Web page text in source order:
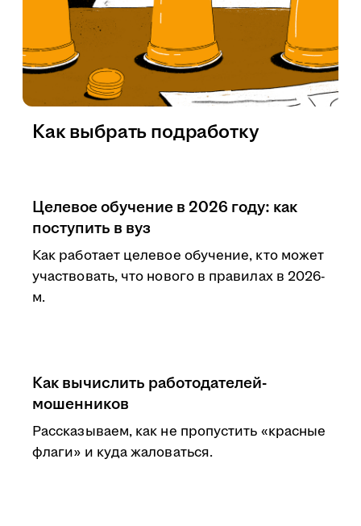
Как выбрать подработку
Целевое обучение в 2026 году: как
поступить в вуз
Как работает целевое обучение, кто может
участвовать, что нового в правилах в 2026-
м.
Как вычислить работодателей-
мошенников
Рассказываем, как не пропустить «красные
флаги» и куда жаловаться.